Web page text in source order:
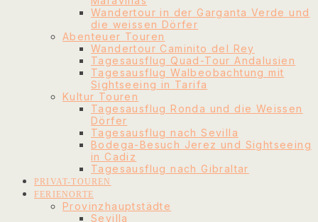
Wandertour in der Garganta Verde und
die weissen Dörfer
Abenteuer Touren
Wandertour Caminito del Rey
Tagesausflug Quad-Tour Andalusien
Tagesausflug Walbeobachtung mit
Sightseeing in Tarifa
Kultur Touren
Tagesausflug Ronda und die Weissen
Dörfer
Tagesausflug nach Sevilla
Bodega-Besuch Jerez und Sightseeing
in Cadiz
Tagesausflug nach Gibraltar
PRIVAT-TOUREN
FERIENORTE
Provinzhauptstädte
Sevilla